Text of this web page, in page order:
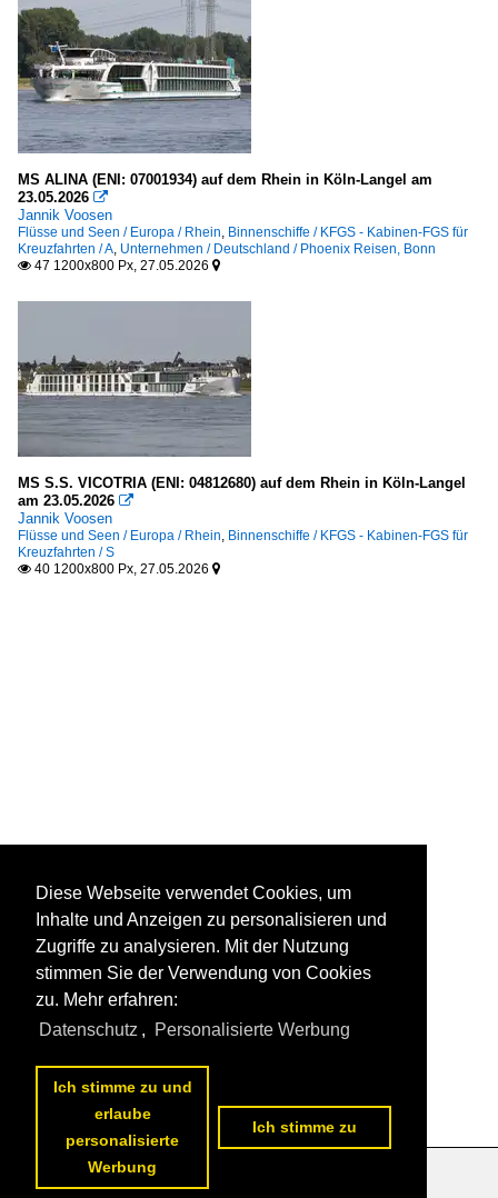
MS ALINA (ENI: 07001934) auf dem Rhein in Köln-Langel am
23.05.2026 
Jannik Voosen
Flüsse und Seen / Europa / Rhein, Binnenschiffe / KFGS - Kabinen-FGS für
Kreuzfahrten / A, Unternehmen / Deutschland / Phoenix Reisen, Bonn
 47 1200x800 Px, 27.05.2026 
MS S.S. VICOTRIA (ENI: 04812680) auf dem Rhein in Köln-Langel
am 23.05.2026 
Jannik Voosen
Flüsse und Seen / Europa / Rhein, Binnenschiffe / KFGS - Kabinen-FGS für
Kreuzfahrten / S
 40 1200x800 Px, 27.05.2026 
Datenschutzerklärung
Diese Webseite verwendet Cookies, um
Inhalte und Anzeigen zu personalisieren und
Zugriffe zu analysieren. Mit der Nutzung
stimmen Sie der Verwendung von Cookies
zu. Mehr erfahren:
Datenschutz , Personalisierte Werbung
Ich stimme zu und
erlaube
personalisierte
Werbung
Ich stimme zu